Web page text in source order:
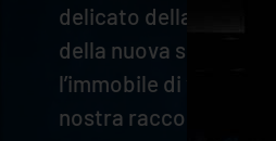
delicato della nostra
della nuova sede
l’immobile di via
nostra raccolta fondi,